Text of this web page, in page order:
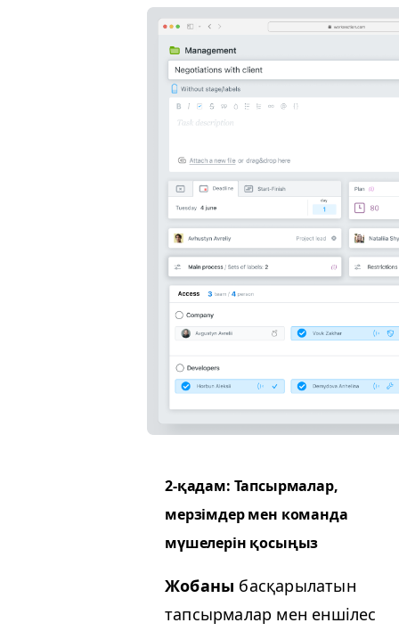
2‑қадам: Тапсырмалар,
мерзімдер мен команда
мүшелерін қосыңыз
Жобаны басқарылатын
тапсырмалар мен еншілес